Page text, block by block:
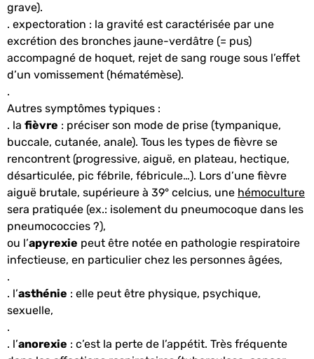
grave).
. expectoration : la gravité est caractérisée par une
excrétion des bronches jaune-verdâtre (= pus)
accompagné de hoquet, rejet de sang rouge sous l’effet
d’un vomissement (hématémèse).
.
Autres symptômes typiques :
. la fièvre : préciser son mode de prise (tympanique,
buccale, cutanée, anale). Tous les types de fièvre se
rencontrent (progressive, aiguë, en plateau, hectique,
désarticulée, pic fébrile, fébricule…). Lors d’une fièvre
aiguë brutale, supérieure à 39° celcius, une hémoculture
sera pratiquée (ex.: isolement du pneumocoque dans les
pneumococcies ?),
ou l’apyrexie peut être notée en pathologie respiratoire
infectieuse, en particulier chez les personnes âgées,
.
. l’asthénie : elle peut être physique, psychique,
sexuelle,
.
. l’anorexie : c’est la perte de l’appétit. Très fréquente